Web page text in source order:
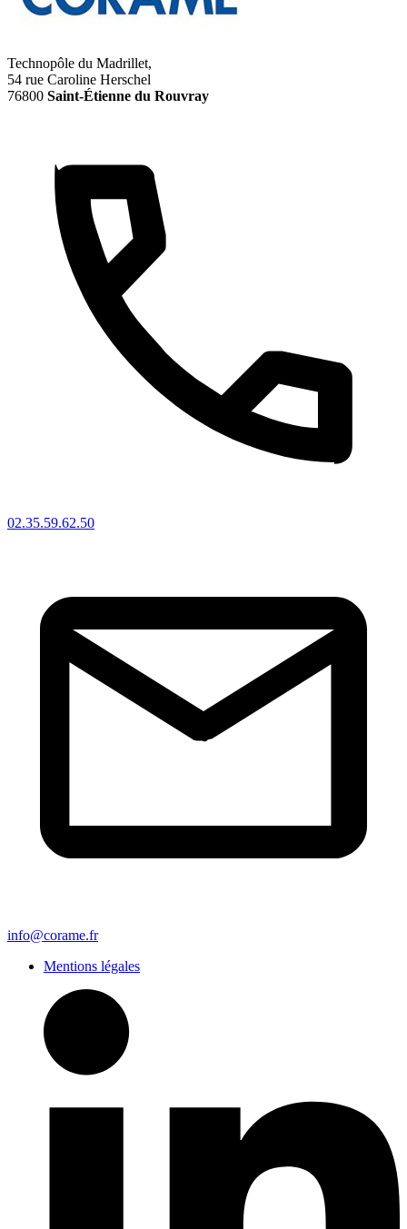
Technopôle du Madrillet,
54 rue Caroline Herschel
76800 Saint-Étienne du Rouvray
02.35.59.62.50
info@corame.fr
Mentions légales